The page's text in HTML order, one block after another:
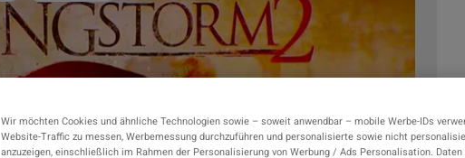
Wir möchten Cookies und ähnliche Technologien sowie – soweit anwendbar – mobile Werbe-IDs
Website-Traffic zu messen, Werbemessung durchzuführen und personalisierte sowie nicht
anzuzeigen, einschließlich im Rahmen der Personalisierung von Werbung / Ads Personalisation. Daten